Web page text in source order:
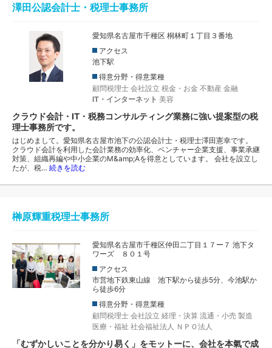
澤田公認会計士・税理士事務所
愛知県名古屋市千種区 桐林町１丁目３番地
アクセス
池下駅
得意分野・得意業種
顧問税理士 会社設立 税金・お金 不動産 金融
IT・インターネット 美容
クラウド会計・IT・税務コンサルティング業務に強い提案型の税
理士事務所です。
はじめまして。愛知県名古屋市池下の公認会計士・税理士澤田憲幸です。
クラウド会計を利用した会計業務の効率化、ベンチャー企業支援、事業承継
対策、組織再編や中小企業のM&amp;Aを得意としています。 会社を設立し
たが、税… 続きを読む
榊原輝重税理士事務所
愛知県名古屋市千種区仲田二丁目１７ー７ 池下タ
ワーズ ８０１号
アクセス
市営地下鉄東山線 池下駅から徒歩5分、今池駅か
ら徒歩6分
得意分野・得意業種
顧問税理士 会社設立 経理・決算 流通・小売 製造
医療・福祉 社会福祉法人 ＮＰＯ法人
「むずかしいことを分かり易く」をモットーに、会社を本氣で成